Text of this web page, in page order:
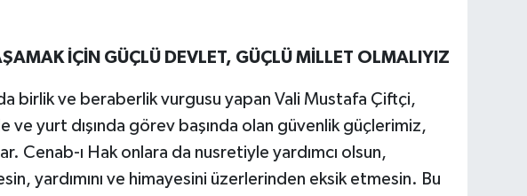
İÇİN GÜÇLÜ DEVLET, GÜÇLÜ MİLLET OLMALIYIZ
birlik ve beraberlik vurgusu yapan Vali Mustafa Çiftçi,
ve yurt dışında görev başında olan güvenlik güçlerimiz,
Cenab-ı Hak onlara da nusretiyle yardımcı olsun,
yardımını ve himayesini üzerlerinden eksik etmesin. Bu